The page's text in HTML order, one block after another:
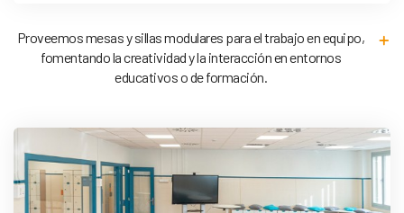
Proveemos mesas y sillas modulares para el trabajo en equipo,
fomentando la creatividad y la interacción en entornos
educativos o de formación.